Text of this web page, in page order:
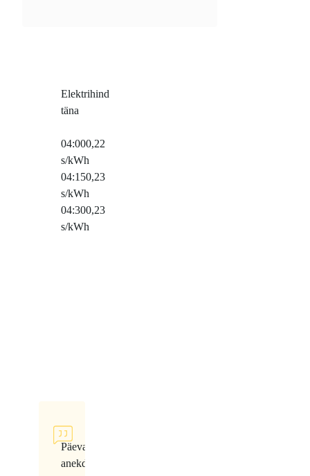
Elektrihind
täna
04:000,22
s/kWh
04:150,23
s/kWh
04:300,23
s/kWh
Päeva
anekdoot